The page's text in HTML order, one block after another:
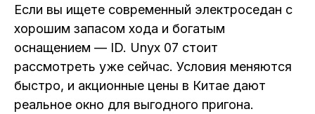
Если вы ищете современный электроседан с
хорошим запасом хода и богатым
оснащением — ID. Unyx 07 стоит
рассмотреть уже сейчас. Условия меняются
быстро, и акционные цены в Китае дают
реальное окно для выгодного пригона.